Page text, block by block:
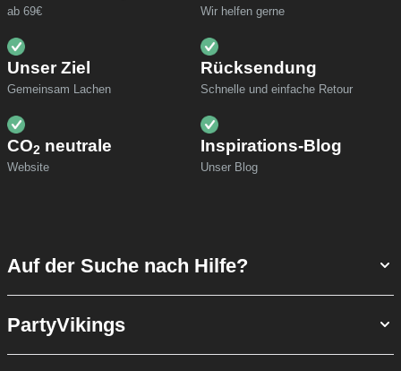
ab 69€ Wir helfen gerne
Unser Ziel
Gemeinsam Lachen
Rücksendung
Schnelle und einfache Retour
CO2 neutrale
Website
Inspirations-Blog
Unser Blog
Auf der Suche nach Hilfe?
PartyVikings